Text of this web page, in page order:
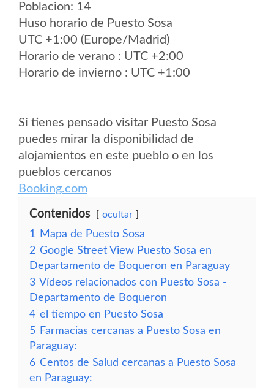
Poblacion: 14
Huso horario de Puesto Sosa
UTC +1:00 (Europe/Madrid)
Horario de verano : UTC +2:00
Horario de invierno : UTC +1:00
Si tienes pensado visitar Puesto Sosa
puedes mirar la disponibilidad de
alojamientos en este pueblo o en los
pueblos cercanos
Booking.com
Contenidos ocultar
1
Mapa de Puesto Sosa
2 Google Street View Puesto Sosa en
Departamento de Boqueron en Paraguay
3 Vídeos relacionados con Puesto Sosa -
Departamento de Boqueron
4 el tiempo en Puesto Sosa
5 Farmacias cercanas a Puesto Sosa en
Paraguay:
6 Centos de Salud cercanas a Puesto Sosa
en Paraguay: